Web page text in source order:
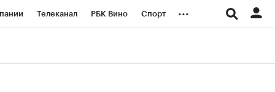
Телеканал РБК Вино Спорт ...